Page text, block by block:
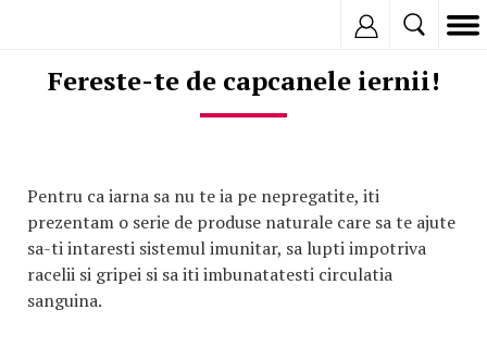
Fereste-te de capcanele iernii!
Pentru ca iarna sa nu te ia pe nepregatite, iti
prezentam o serie de produse naturale care sa te ajute
sa-ti intaresti sistemul imunitar, sa lupti impotriva
racelii si gripei si sa iti imbunatatesti circulatia
sanguina.